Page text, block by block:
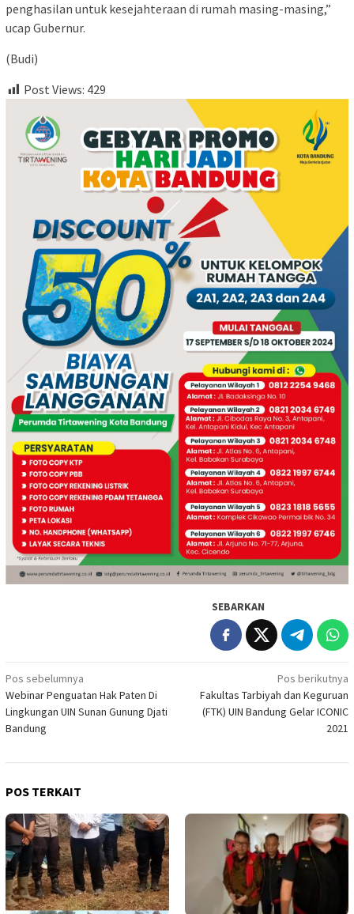
penghasilan untuk kesejahteraan di rumah masing-masing,”
ucap Gubernur.
(Budi)
Post Views: 429
SEBARKAN
Navigasi
pos
Pos sebelumnya
Webinar Penguatan Hak Paten Di
Lingkungan UIN Sunan Gunung Djati
Bandung
Pos berikutnya
Fakultas Tarbiyah dan Keguruan
(FTK) UIN Bandung Gelar ICONIC
2021
POS TERKAIT